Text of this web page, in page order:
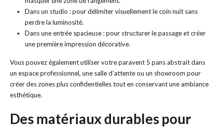
Dans un studio : pour délimiter visuellement le coin nuit sans
perdre la luminosité.
Dans une entrée spacieuse : pour structurer le passage et créer
une première impression décorative.
Vous pouvez également utiliser votre paravent 5 pans abstrait dans
un espace professionnel, une salle d’attente ou un showroom pour
créer des zones plus confidentielles tout en conservant une ambiance
esthétique.
Des matériaux durables pour